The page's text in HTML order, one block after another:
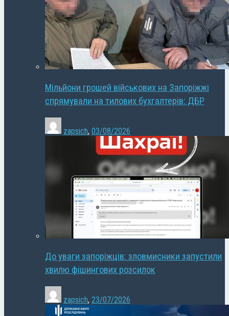
Мільйони грошей військових на Запоріжжі
спрямували на тилових бухгалтерів: ДБР
zapsich, 03/08/2026
До уваги запоріжців: зловмисники запустили
хвилю фішингових розсилок
zapsich, 23/07/2026